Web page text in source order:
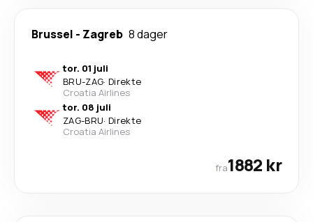
Brussel - Zagreb 8 dager
tor. 01 juli
BRU-ZAG· Direkte
Croatia Airlines
tor. 08 juli
ZAG-BRU· Direkte
Croatia Airlines
fra1882 kr